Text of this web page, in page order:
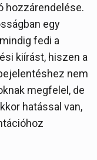
hozzárendelése.
egy
fedi a
kiírást, hiszen a
nem
megfelel, de
hatással van,